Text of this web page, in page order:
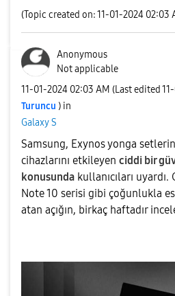
(Topic created on: 11-01-2024 02:03
Anonymous
Not applicable
‎11-01-2024 02:03 AM (Last edited
Turuncu ) in
Galaxy S
Samsung, Exynos yonga
cihazlarını etkileyen ciddi bir
konusunda kullanıcıları
Note 10 serisi gibi çoğunlukla
atan açığın, birkaç haftadır